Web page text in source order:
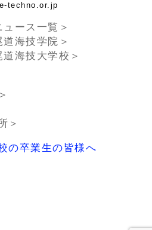
techno.or.jp
ュース一覧＞
道海技学院＞
道海技大学校＞
＞
の卒業生の皆様へ